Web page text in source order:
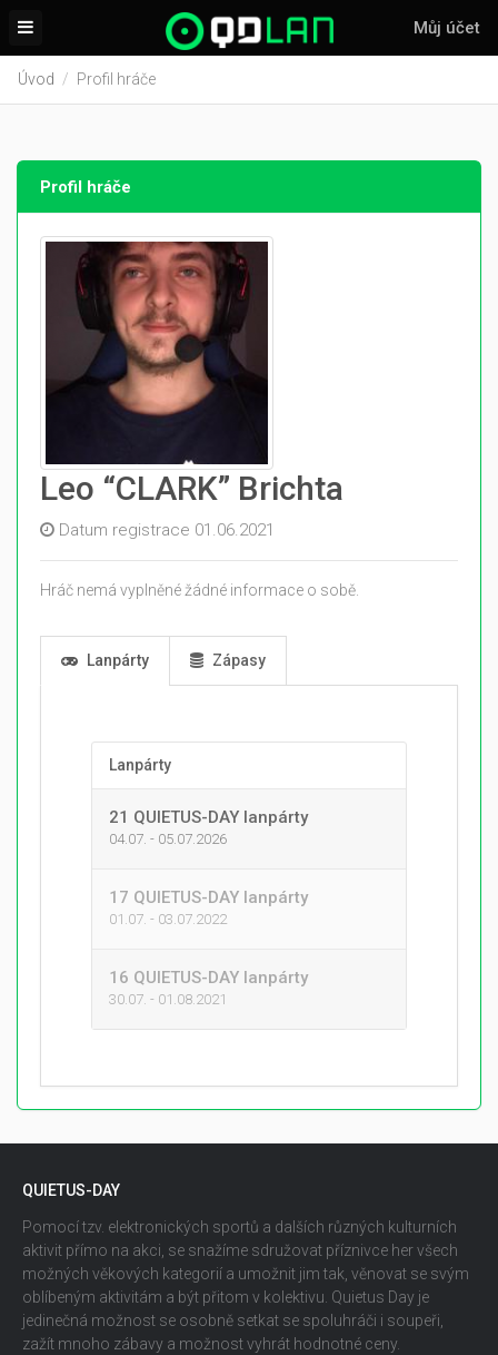
Můj účet
Úvod Profil hráče
Profil hráče
Leo “CLARK” Brichta
Datum registrace 01.06.2021
Hráč nemá vyplněné žádné informace o sobě.
Lanpárty Zápasy
Lanpárty
21 QUIETUS-DAY lanpárty
04.07. - 05.07.2026
17 QUIETUS-DAY lanpárty
01.07. - 03.07.2022
16 QUIETUS-DAY lanpárty
30.07. - 01.08.2021
QUIETUS-DAY
Pomocí tzv. elektronických sportů a dalších různých kulturních
aktivit přímo na akci, se snažíme sdružovat příznivce her všech
možných věkových kategorií a umožnit jim tak, věnovat se svým
oblíbeným aktivitám a být přitom v kolektivu. Quietus Day je
jedinečná možnost se osobně setkat se spoluhráči i soupeři,
zažít mnoho zábavy a možnost vyhrát hodnotné ceny.